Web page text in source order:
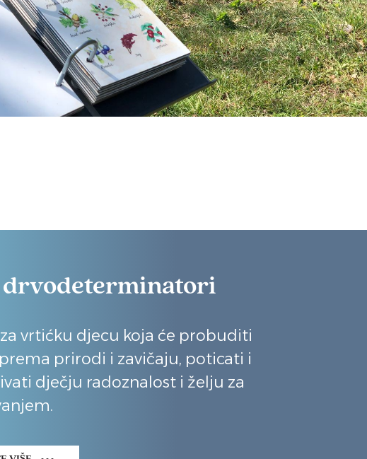
drvodeterminatori
vrtićku djecu koja će probuditi
prirodi i zavičaju, poticati i
dječju radoznalost i želju za